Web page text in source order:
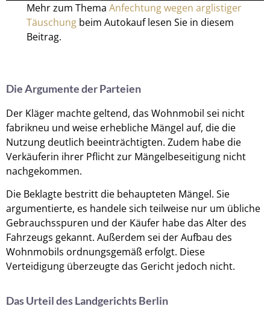
Mehr zum ThemaAnfechtung wegen arglistiger
Täuschung beim Autokauf lesen Sie in diesem
Beitrag.
Die Argumente der Parteien
Der Kläger machte geltend, das Wohnmobil sei nicht
fabrikneu und weise erhebliche Mängel auf, die die
Nutzung deutlich beeinträchtigten. Zudem habe die
Verkäuferin ihrer Pflicht zur Mängelbeseitigung nicht
nachgekommen.
Die Beklagte bestritt die behaupteten Mängel. Sie
argumentierte, es handele sich teilweise nur um übliche
Gebrauchsspuren und der Käufer habe das Alter des
Fahrzeugs gekannt. Außerdem sei der Aufbau des
Wohnmobils ordnungsgemäß erfolgt. Diese
Verteidigung überzeugte das Gericht jedoch nicht.
Das Urteil des Landgerichts Berlin